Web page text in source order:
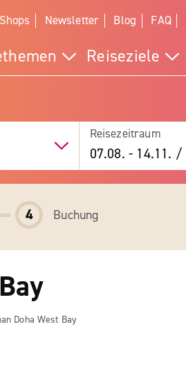
Newsletter Blog FAQ
Reiseziele
Reisezeitraum
07.08. - 14.11. /
4 Buchung
Doha West Bay